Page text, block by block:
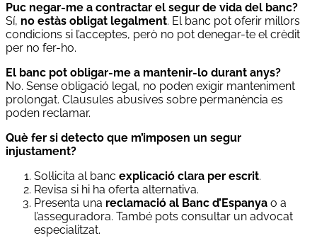
Puc negar-me a contractar el segur de vida del banc?
Sí, no estàs obligat legalment. El banc pot oferir millors
condicions si l’acceptes, però no pot denegar-te el crèdit
per no fer-ho.
El banc pot obligar-me a mantenir-lo durant anys?
No. Sense obligació legal, no poden exigir manteniment
prolongat. Clausules abusives sobre permanència es
poden reclamar.
Què fer si detecto que m’imposen un segur
injustament?
Sol·licita al banc explicació clara per escrit.
Revisa si hi ha oferta alternativa.
Presenta una reclamació al Banc d’Espanya o a
l’asseguradora. També pots consultar un advocat
especialitzat.